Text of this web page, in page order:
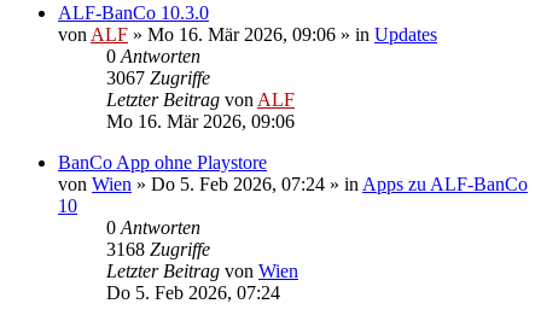
ALF-BanCo 10.3.0
von ALF » Mo 16. Mär 2026, 09:06 » in Updates
0 Antworten
3067 Zugriffe
Letzter Beitrag von ALF
Mo 16. Mär 2026, 09:06
BanCo App ohne Playstore
von Wien » Do 5. Feb 2026, 07:24 » in Apps zu ALF-BanCo
10
0 Antworten
3168 Zugriffe
Letzter Beitrag von Wien
Do 5. Feb 2026, 07:24